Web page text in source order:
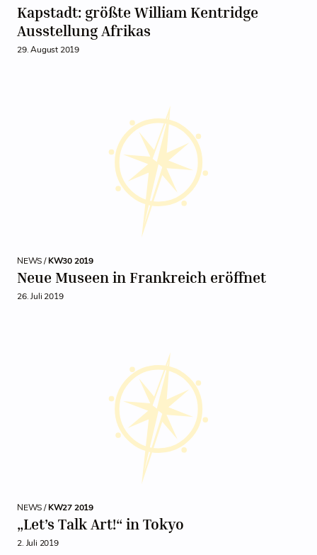
Kapstadt: größte William Kentridge
Ausstellung Afrikas
29. August 2019
NEWS /KW30 2019
Neue Museen in Frankreich eröffnet
26. Juli 2019
NEWS /KW27 2019
„Let’s Talk Art!“ in Tokyo
2. Juli 2019